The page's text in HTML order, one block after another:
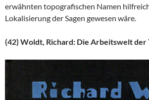
erwähnten topografischen Namen
Lokalisierung der Sagen gewesen wäre.
(42) Woldt, Richard: Die Arbeitswelt der